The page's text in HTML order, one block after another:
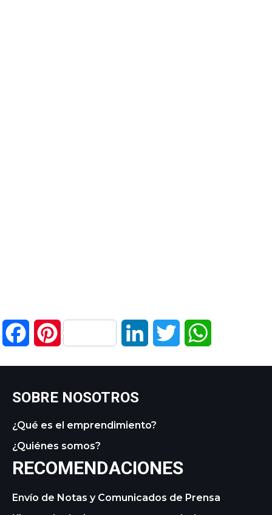
FacebookPinterest LinkedIn Twitter
SOBRE NOSOTROS
¿Qué es el emprendimiento?
¿Quiénes somos?
RECOMENDACIONES
Envío de Notas y Comunicados de Prensa